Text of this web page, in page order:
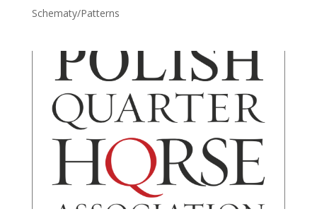
Schematy/Patterns